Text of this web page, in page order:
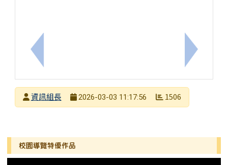
上一筆：內政部修正114年反詐騙宣導影片下載連結
下一筆：
發布者
資訊組長
2026-03-03 11:17:56 1506
左邊區域內容
校園導覽特優作品